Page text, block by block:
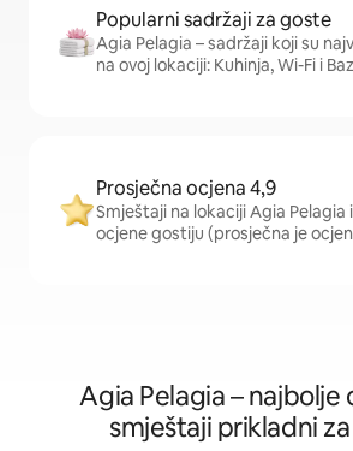
Popularni sadržaji za goste
Agia Pelagia – sadržaji koji su
na ovoj lokaciji: Kuhinja, Wi-Fi i
Prosječna ocjena 4,9
Smještaji na lokaciji Agia Pelagia
ocjene gostiju (prosječna je
Agia Pelagia – najbolje
smještaji prikladni